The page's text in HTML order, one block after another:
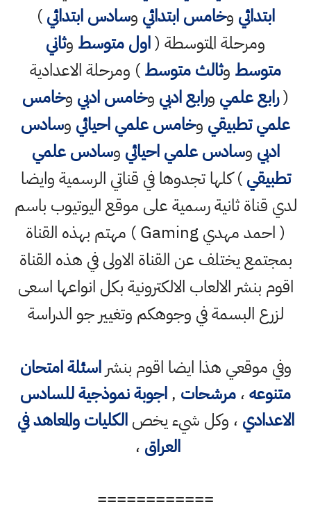
ابتدائي وخامس ابتدائي وسادس ابتدائي)
ومرحلة المتوسطة (اول متوسط وثاني
متوسط وثالث متوسط) ومرحلة الاعدادية
(رابع علمي ورابع ادبي وخامس ادبي وخامس
علمي تطبيقي وخامس علمي احيائي وسادس
ادبي وسادس علمي احيائي وسادس علمي
تطبيقي) كلها تجدوها في قناتي الرسمية وايضا
لدي قناة ثانية رسمية على موقع اليوتيوب باسم
( احمد مهدي Gaming ) مهتم بهذه القناة
بمجتمع يختلف عن القناة الاولى في هذه القناة
اقوم بنشر الالعاب الالكترونية بكل انواعها اسعى
لزرع البسمة في وجوهكم وتغيير جو الدراسة
وفي موقعي هذا ايضا اقوم بنشراسئلة امتحان
متنوعه،مرشحات ,اجوبة نموذجية للسادس
الاعدادي ، وكل شيء يخصالكليات والمعاهد في
العراق ،
============